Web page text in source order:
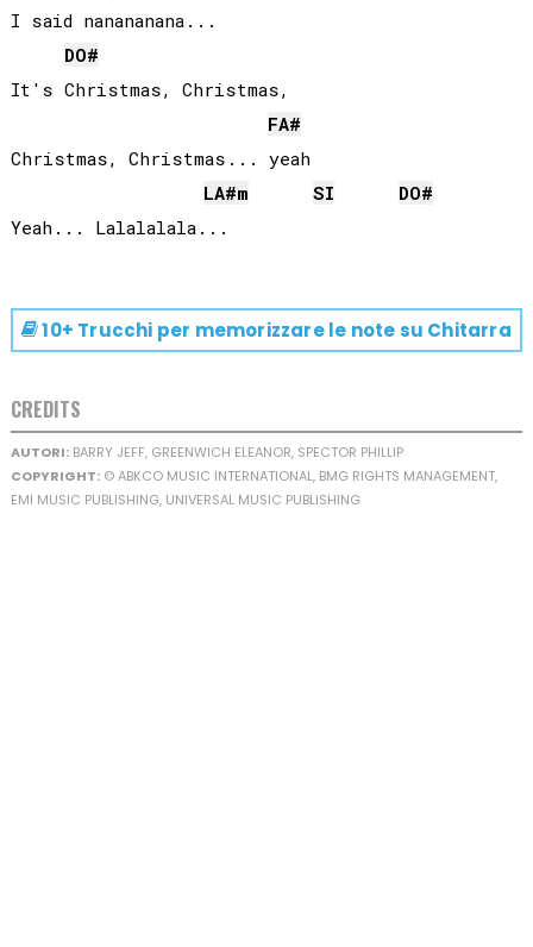
I said nanananana...
DO#
It's Christmas, Christmas,
FA#
Christmas, Christmas... yeah
LA#m SI
DO#
10+ Trucchi per memorizzare le note su Chitarra
CREDITS
AUTORI:BARRY JEFF, GREENWICH ELEANOR, SPECTOR PHILLIP
COPYRIGHT:© ABKCO MUSIC INTERNATIONAL, BMG RIGHTS MANAGEMENT,
EMI MUSIC PUBLISHING, UNIVERSAL MUSIC PUBLISHING